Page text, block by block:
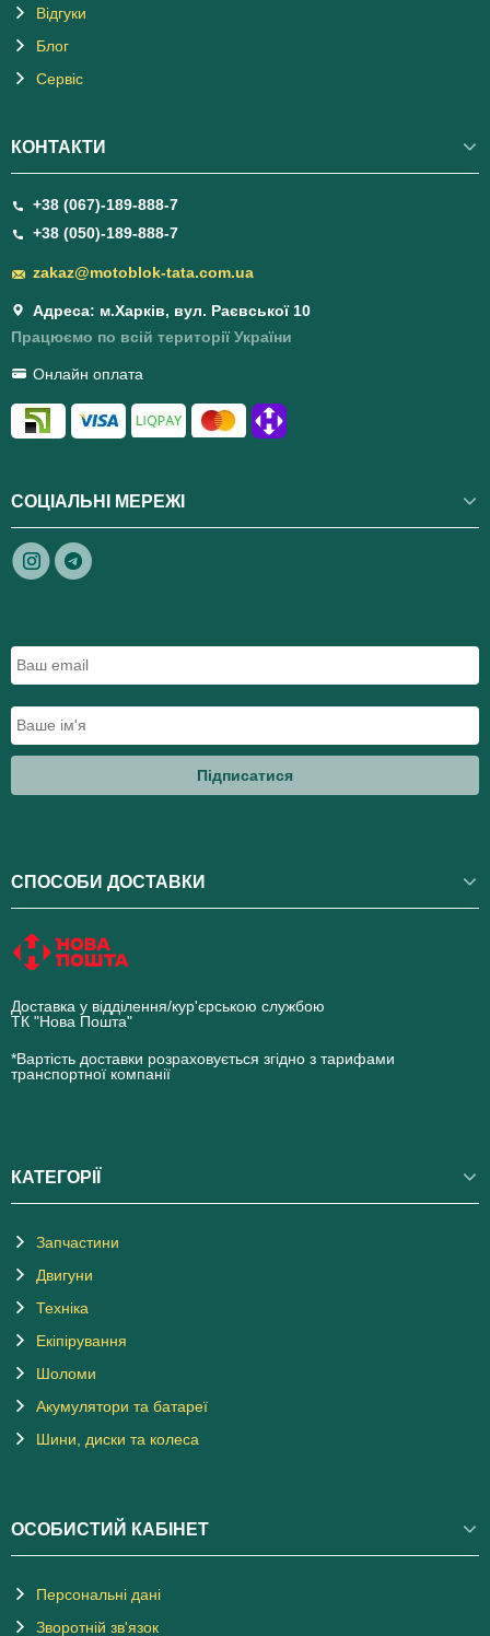
Відгуки
Блог
Сервіс
КОНТАКТИ
+38 (067)-189-888-7
+38 (050)-189-888-7
zakaz@motoblok-tata.com.ua
Адреса: м.Харків, вул. Раєвської 10
Працюємо по всій території України
Онлайн оплата
СОЦІАЛЬНІ МЕРЕЖІ
Підписатися
СПОСОБИ ДОСТАВКИ
Доставка у відділення/кур'єрською службою
ТК "Нова Пошта"
*Вартість доставки розраховується згідно з тарифами
транспортної компанії
КАТЕГОРІЇ
Запчастини
Двигуни
Техніка
Екіпірування
Шоломи
Акумулятори та батареї
Шини, диски та колеса
ОСОБИСТИЙ КАБІНЕТ
Персональні дані
Зворотній зв'язок